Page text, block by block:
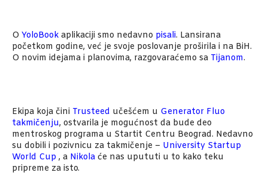
O YoloBook aplikaciji smo nedavno pisali. Lansirana
početkom godine, već je svoje poslovanje proširila i na BiH.
O novim idejama i planovima, razgovaraćemo sa Tijanom.
Ekipa koja čini Trusteed učešćem u Generator Fluo
takmičenju, ostvarila je mogućnost da bude deo
mentroskog programa u Startit Centru Beograd. Nedavno
su dobili i pozivnicu za takmičenje – University Startup
World Cup , a Nikola će nas upututi u to kako teku
pripreme za isto.